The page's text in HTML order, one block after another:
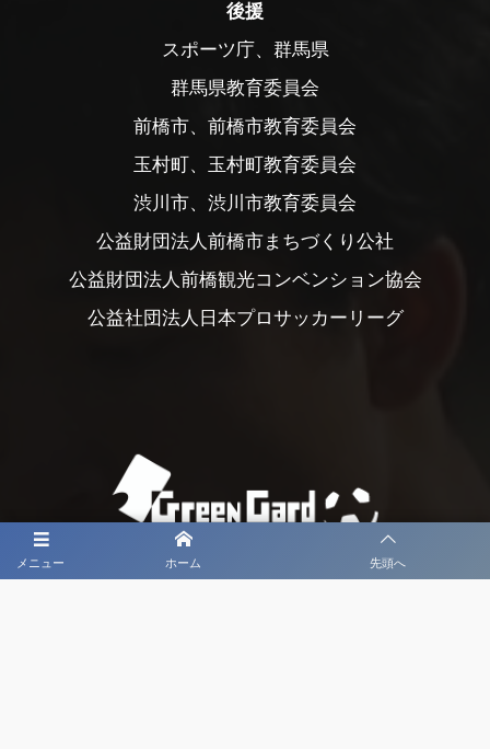
メニュー ホーム 先頭へ
後援
スポーツ庁、群馬県
群馬県教育委員会
前橋市、前橋市教育委員会
玉村町、玉村町教育委員会
渋川市、渋川市教育委員会
公益財団法人前橋市まちづくり公社
公益財団法人前橋観光コンベンション協会
公益社団法人日本プロサッカーリーグ